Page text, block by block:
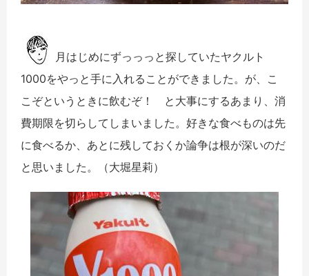
月はじめにずっっっと探していたヤクルト
1000をやっと手に入れることができました。が、こ
こぞというときに飲むぞ！ と大事にするあまり、消
費期限を切らしてしまいました。好きな食べものは先
に食べるか、あとに残しておくか論争は根が深いのだ
と思いました。（大堀星莉）